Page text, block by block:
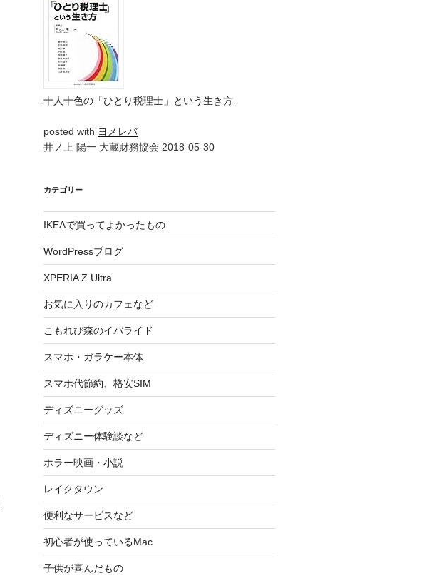
十人十色の「ひとり税理士」という生き方
posted with ヨメレバ
井ノ上 陽一 大蔵財務協会 2018-05-30
カテゴリー
IKEAで買ってよかったもの
WordPressブログ
XPERIA Z Ultra
お気に入りのカフェなど
こもれび森のイバライド
スマホ・ガラケー本体
スマホ代節約、格安SIM
ディズニーグッズ
ディズニー体験談など
ホラー映画・小説
レイクタウン
便利なサービスなど
初心者が使っているMac
子供が喜んだもの